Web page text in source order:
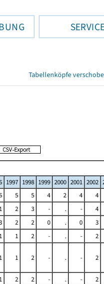
Tabellenköpfe
1997 1998 1999 2000 2001 2002
5 5 4 2 4 4
1 2 3 - . - 4
2 2 0 . 0 3
1 1 2 - . - 2
1 1 2 - . - 2
1 2 2 - . - 2